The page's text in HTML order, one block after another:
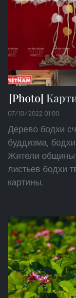
07/10/2022 01:00
Дерево бодхи
буддизма,
Жители
листьев бодхи
картины.